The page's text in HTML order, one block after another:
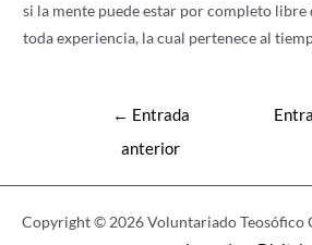
si la mente puede estar por completo libre
toda experiencia, la cual pertenece al
Navegación
← Entrada
anterior
Copyright © 2026 Voluntariado Teosófico